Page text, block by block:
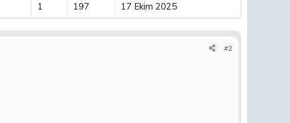
1 197 17 Ekim 2025
#2